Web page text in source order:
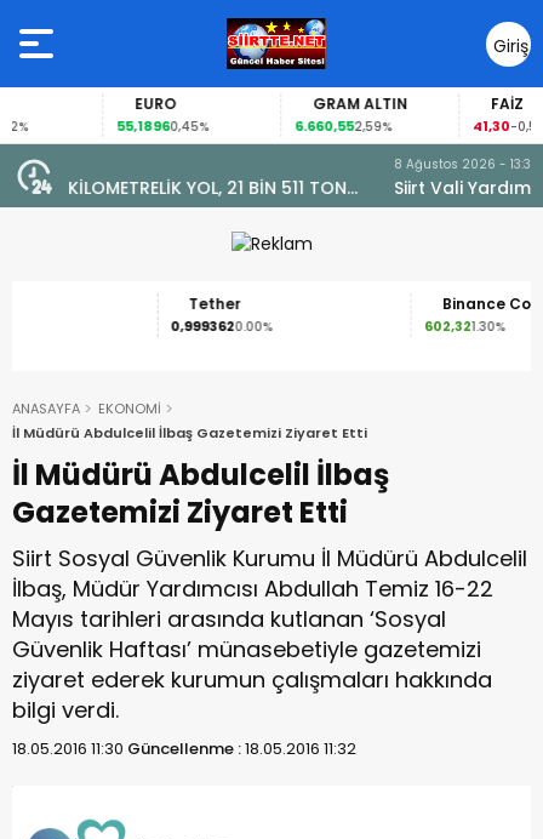
Giriş
Yap
55,18960,45%
GRAM ALTIN
6.660,552,59% -0,55%
Siirt Vali Yardımcısı Yunus Emre Bozkurtoğlu Ve Esra
Cintosun Dünya Evine Girdi
Tether
0,9993620.00%
Binance Coin
1.30%
ANASAYFA
EKONOMİ
İl Müdürü Abdulcelil İlbaş Gazetemizi Ziyaret Etti
İl Müdürü Abdulcelil İlbaş
Gazetemizi Ziyaret Etti
Siirt Sosyal Güvenlik Kurumu İl Müdürü Abdulcelil
İlbaş, Müdür Yardımcısı Abdullah Temiz 16-22
Mayıs tarihleri arasında kutlanan ‘Sosyal
Güvenlik Haftası’ münasebetiyle gazetemizi
ziyaret ederek kurumun çalışmaları hakkında
bilgi verdi.
18.05.2016 11:30 Güncellenme :18.05.2016 11:32